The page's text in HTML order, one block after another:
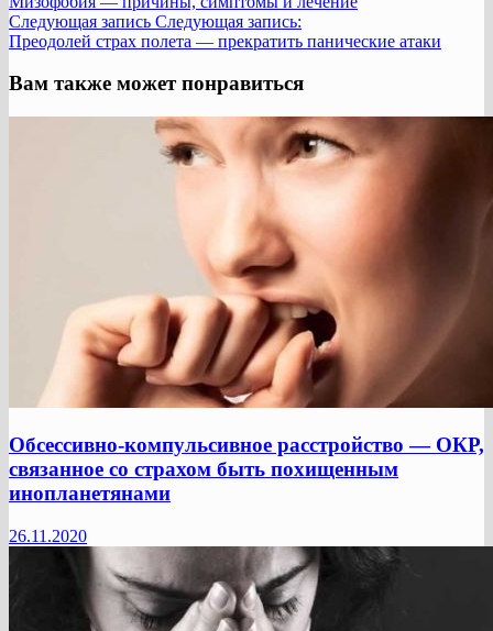
Следующая запись Следующая запись:
Преодолей страх полета — прекратить панические атаки
Вам также может понравиться
Обсессивно-компульсивное расстройство — ОКР,
связанное со страхом быть похищенным
инопланетянами
26.11.2020